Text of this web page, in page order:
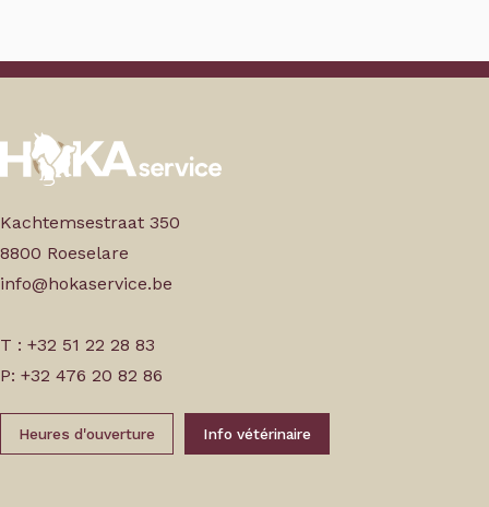
Kachtemsestraat 350
8800 Roeselare
info@hokaservice.be
T : +32 51 22 28 83
P: +32 476 20 82 86
Heures d'ouverture Info vétérinaire